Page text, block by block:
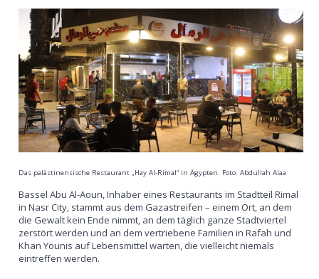
Das palästinensische Restaurant „Hay Al-Rimal“ in Ägypten. Foto: Abdullah Alaa
Bassel Abu Al-Aoun, Inhaber eines Restaurants im Stadtteil Rimal
in Nasr City, stammt aus dem Gazastreifen – einem Ort, an dem
die Gewalt kein Ende nimmt, an dem täglich ganze Stadtviertel
zerstört werden und an dem vertriebene Familien in Rafah und
Khan Younis auf Lebensmittel warten, die vielleicht niemals
eintreffen werden.